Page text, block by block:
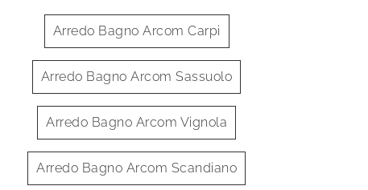
Arredo Bagno Arcom Carpi
Arredo Bagno Arcom Sassuolo
Arredo Bagno Arcom Vignola
Arredo Bagno Arcom Scandiano